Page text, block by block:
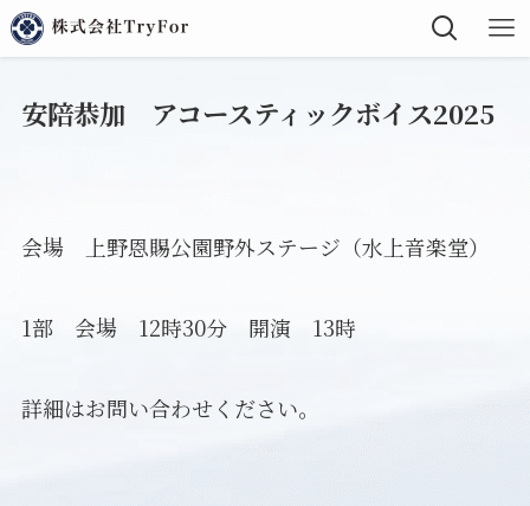
安陪恭加 アコースティックボイス2025
会場 上野恩賜公園野外ステージ（水上音楽堂）
1部 会場 12時30分 開演 13時
詳細はお問い合わせください。